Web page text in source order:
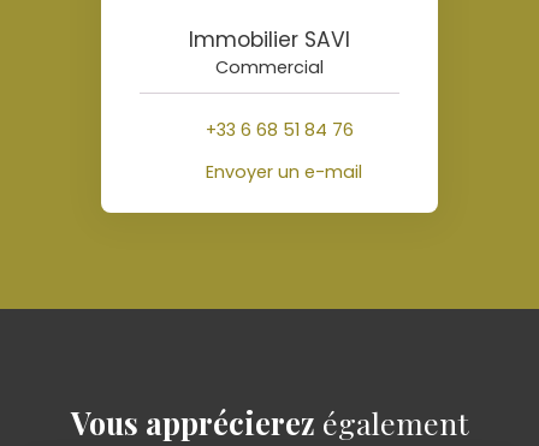
Immobilier SAVI
Commercial
+33 6 68 51 84 76
Envoyer un e-mail
Vous apprécierez également